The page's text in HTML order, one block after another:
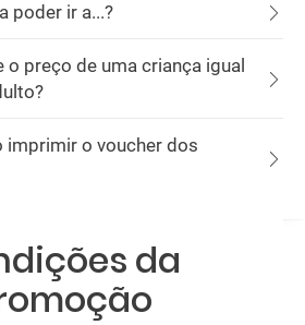
poder ir a...?
o preço de uma criança igual
imprimir o voucher dos
da